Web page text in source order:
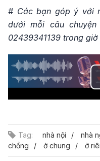
# Các bạn góp ý với
dưới mỗi câu
02439341139 trong giờ
Tag: nhà nội nhà
chồng
ở chung ở